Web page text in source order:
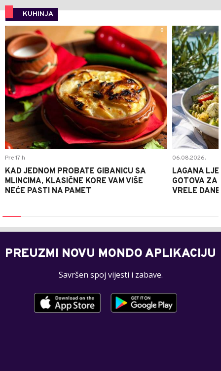
KUHINJA
0
Pre 17 h
KAD JEDNOM PROBATE GIBANICU SA
MLINCIMA, KLASIČNE KORE VAM VIŠE
NEĆE PASTI NA PAMET
06.08.2026.
LAGANA
GOTOVA ZA
VRELE DANE
PREUZMI NOVU MONDO APLIKACIJU
Savršen spoj vijesti i zabave.